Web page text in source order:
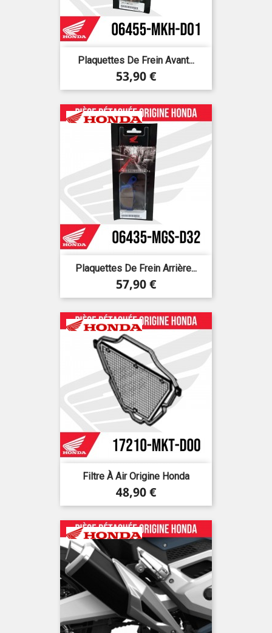
Plaquettes De Frein Avant...
Prix
53,90 €
Plaquettes De Frein Arrière...
Prix
57,90 €
Filtre À Air Origine Honda
Prix
48,90 €